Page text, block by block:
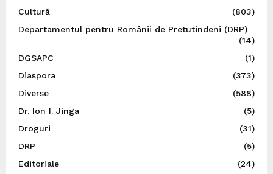
Cultură
(803)
Departamentul pentru Românii de Pretutindeni (DRP)
(14)
DGSAPC
(1)
Diaspora
(373)
Diverse
(588)
Dr. Ion I. Jinga
(5)
Droguri
(31)
DRP
(5)
Editoriale
(24)